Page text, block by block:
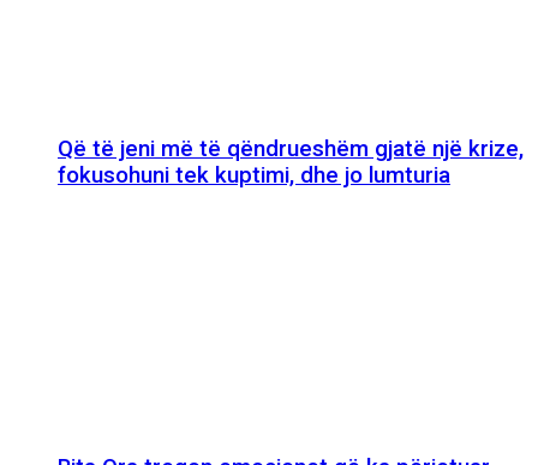
Që të jeni më të qëndrueshëm gjatë një krize,
fokusohuni tek kuptimi, dhe jo lumturia